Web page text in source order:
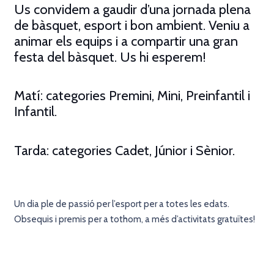
Us convidem a gaudir d’una jornada plena
de bàsquet, esport i bon ambient. Veniu a
animar els equips i a compartir una gran
festa del bàsquet. Us hi esperem!
Matí: categories Premini, Mini, Preinfantil i
Infantil.
Tarda: categories Cadet, Júnior i Sènior.
Un dia ple de passió per l’esport per a totes les edats.
Obsequis i premis per a tothom, a més d’activitats gratuïtes!